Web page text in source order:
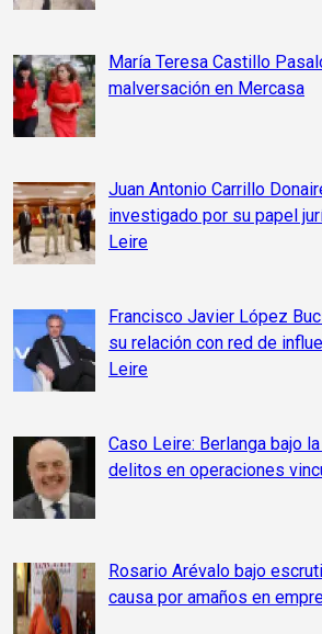
María Teresa Castillo
malversación en Mercasa
Juan Antonio Carrillo
investigado por su papel
Leire
Francisco Javier López
su relación con red de
Leire
Caso Leire: Berlanga bajo
delitos en operaciones
Rosario Arévalo bajo
causa por amaños en